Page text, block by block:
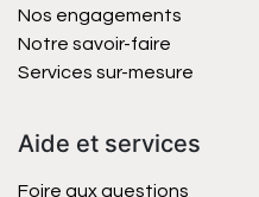
Nos engagements
Notre savoir-faire
Services sur-mesure
Aide et services
Foire aux questions